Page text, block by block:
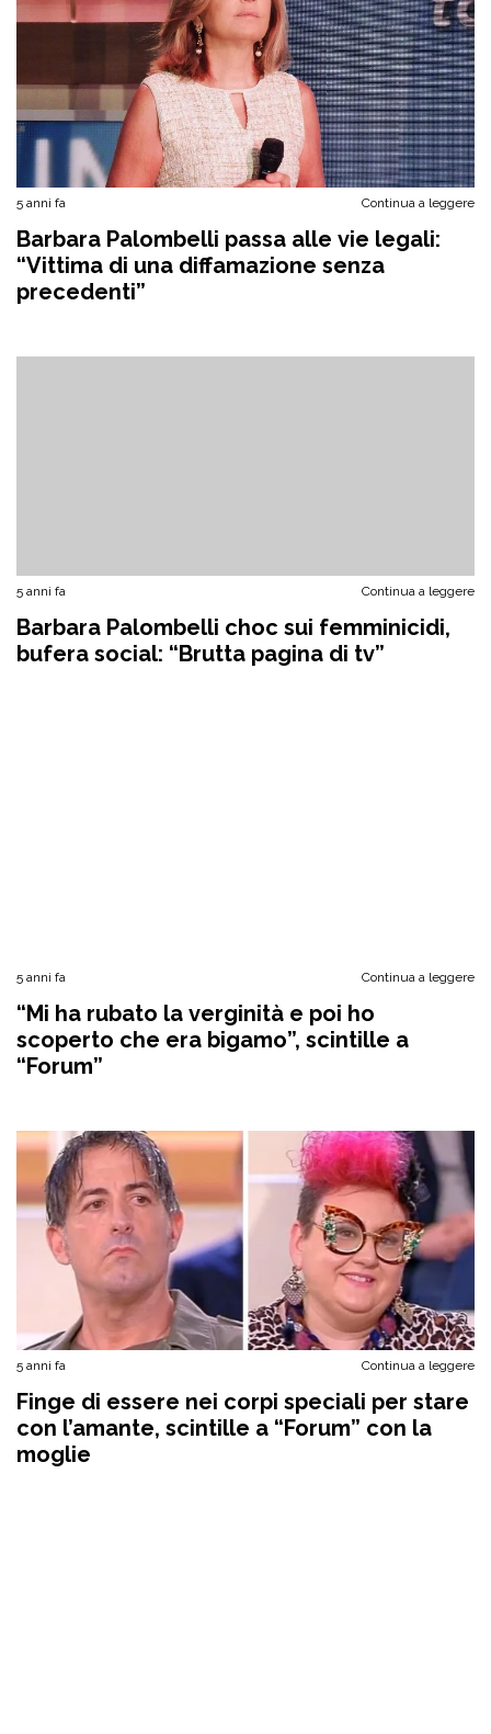
5 anni fa Continua a leggere
Barbara Palombelli passa alle vie legali:
“Vittima di una diffamazione senza
precedenti”
5 anni fa Continua a leggere
Barbara Palombelli choc sui femminicidi,
bufera social: “Brutta pagina di tv”
5 anni fa Continua a leggere
“Mi ha rubato la verginità e poi ho
scoperto che era bigamo”, scintille a
“Forum”
5 anni fa Continua a leggere
Finge di essere nei corpi speciali per stare
con l’amante, scintille a “Forum” con la
moglie